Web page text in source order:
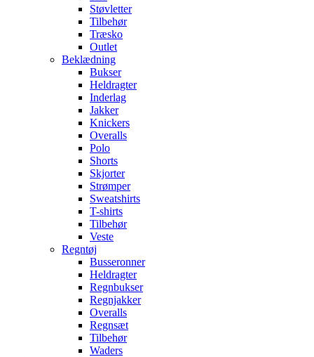
Støvletter
Tilbehør
Træsko
Outlet
Beklædning
Bukser
Heldragter
Inderlag
Jakker
Knickers
Overalls
Polo
Shorts
Skjorter
Strømper
Sweatshirts
T-shirts
Tilbehør
Veste
Regntøj
Busseronner
Heldragter
Regnbukser
Regnjakker
Overalls
Regnsæt
Tilbehør
Waders